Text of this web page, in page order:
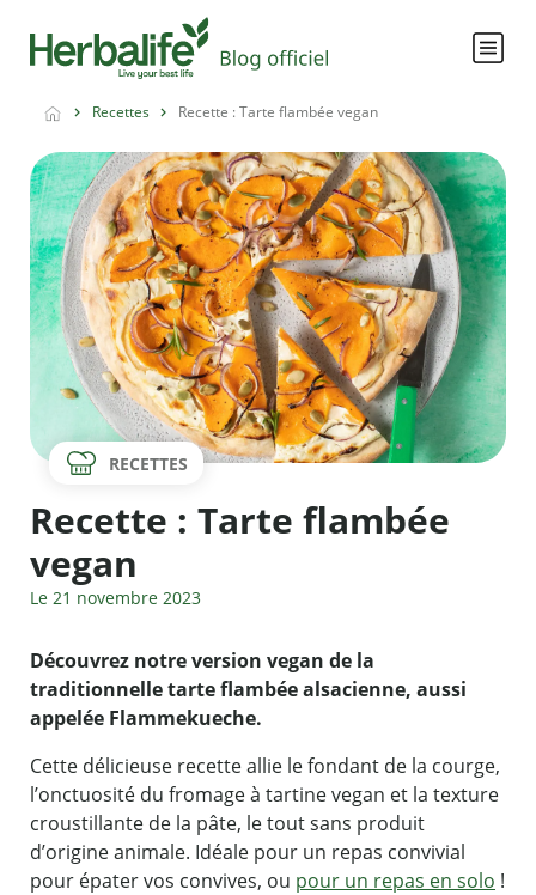
Recettes Recette : Tarte flambée vegan
RECETTES
Recette : Tarte flambée
vegan
Le 21 novembre 2023
Découvrez notre version vegan de la
traditionnelle tarte flambée alsacienne, aussi
appelée Flammekueche.
Cette délicieuse recette allie le fondant de la courge,
l’onctuosité du fromage à tartine vegan et la texture
croustillante de la pâte, le tout sans produit
d’origine animale. Idéale pour un repas convivial
pour épater vos convives, ou pour un repas en solo !